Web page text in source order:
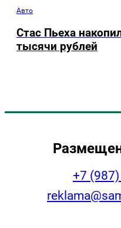
Авто
Стас Пьеха
тысячи рублей
+7